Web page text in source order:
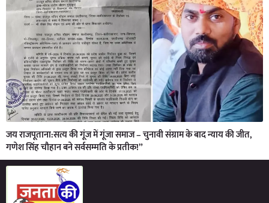
जय राजपूताना:सत्य की गूंज में गूंजा समाज – चुनावी संग्राम के बाद न्याय की जीत,
गणेश सिंह चौहान बने सर्वसम्मति के प्रतीक!”